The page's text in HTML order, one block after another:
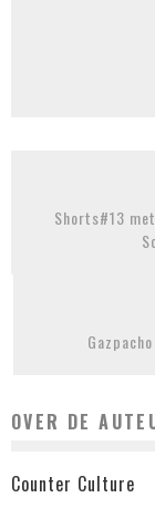
Shorts#13
OVER DE
Counter Culture